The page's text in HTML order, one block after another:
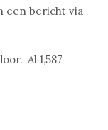
een bericht via
Al 1,587